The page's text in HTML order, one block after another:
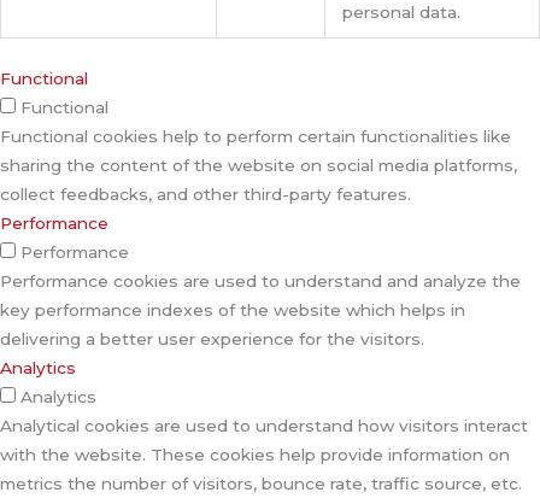
personal data.
Functional
Functional
Functional cookies help to perform certain functionalities like
sharing the content of the website on social media platforms,
collect feedbacks, and other third-party features.
Performance
Performance
Performance cookies are used to understand and analyze the
key performance indexes of the website which helps in
delivering a better user experience for the visitors.
Analytics
Analytics
Analytical cookies are used to understand how visitors interact
with the website. These cookies help provide information on
metrics the number of visitors, bounce rate, traffic source, etc.